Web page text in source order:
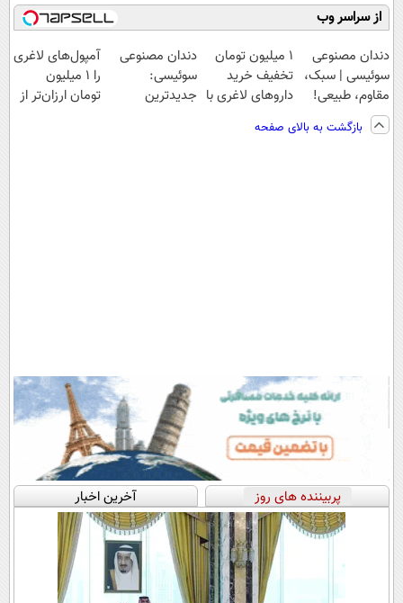
از سراسر وب
دندان مصنوعی
سوئیسی | سبک،
مقاوم، طبیعی!
ویزیت
رایگان+پرداخت
1 میلیون تومان
تخفیف خرید
داروهای لاغری با
داروخانه و پک
دندان مصنوعی
سوئیسی:
جدیدترین
آمپول‌های لاغری
را ۱ میلیون
تومان ارزان‌تر از
بازگشت به بالای صفحه
پربیننده های روز آخرین اخبار